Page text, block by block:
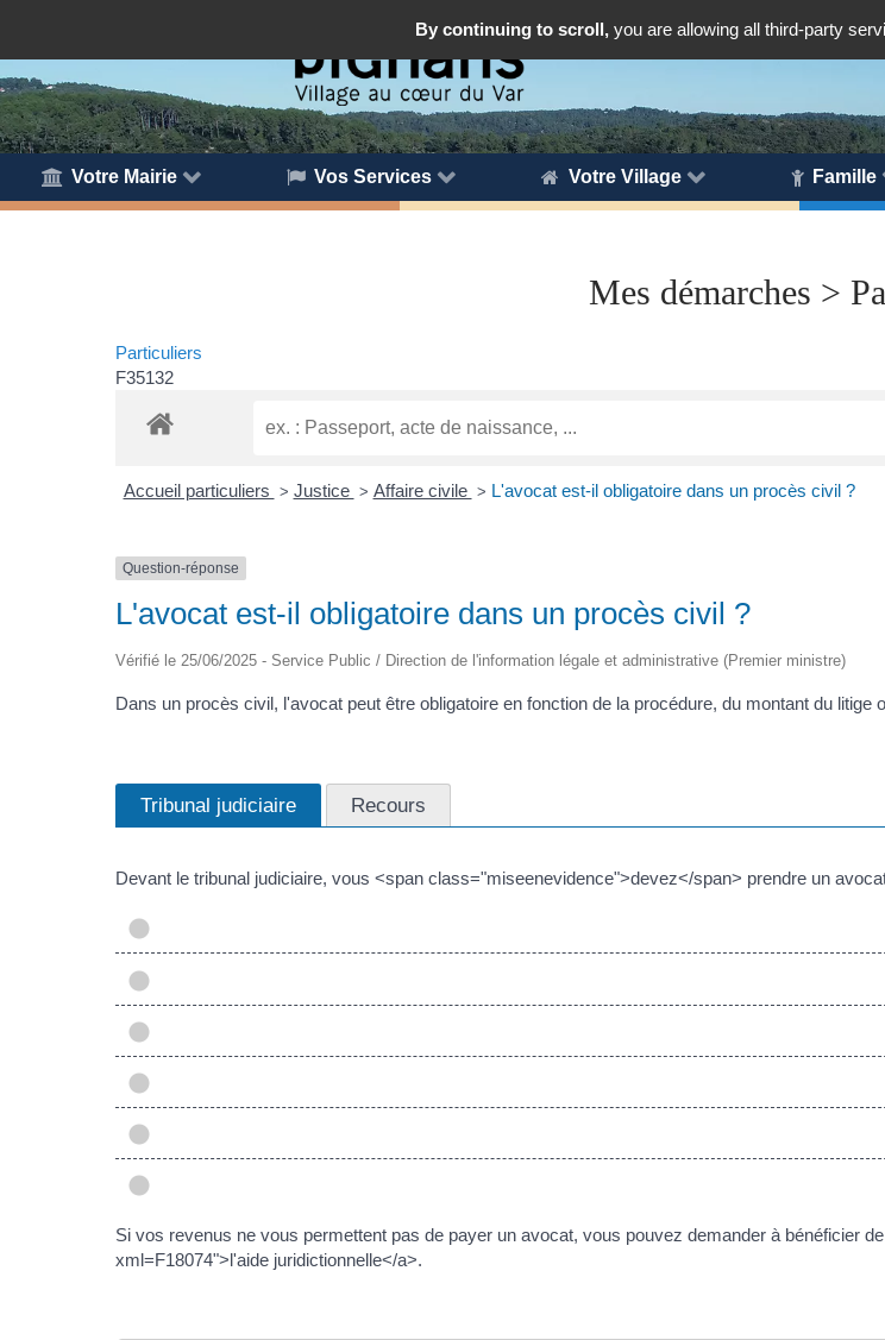
Votre Mairie Vos Services Votre Village Famille
Mes démarches >
Particuliers
F35132
Accueil particuliers > Justice > Affaire civile > L'avocat est-il obligatoire dans un procès civil ?
Question-réponse
L'avocat est-il obligatoire dans un procès civil ?
Vérifié le 25/06/2025 - Service Public / Direction de l'information légale et administrative (Premier ministre)
Dans un procès civil, l'avocat peut être obligatoire en fonction de la procédure, du montant du litige
Tribunal judiciaire Recours
Devant le tribunal judiciaire, vous <span class="miseenevidence">devez</span> prendre un
Si vos revenus ne vous permettent pas de payer un avocat, vous pouvez demander à bénéficier
xml=F18074">l'aide juridictionnelle</a>.
By continuing to scroll, you are allowing all third-party